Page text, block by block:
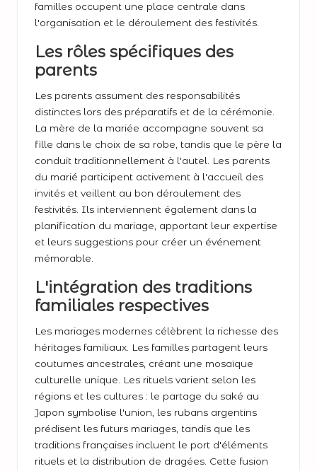
familles occupent une place centrale dans
l'organisation et le déroulement des festivités.
Les rôles spécifiques des
parents
Les parents assument des responsabilités
distinctes lors des préparatifs et de la cérémonie.
La mère de la mariée accompagne souvent sa
fille dans le choix de sa robe, tandis que le père la
conduit traditionnellement à l'autel. Les parents
du marié participent activement à l'accueil des
invités et veillent au bon déroulement des
festivités. Ils interviennent également dans la
planification du mariage, apportant leur expertise
et leurs suggestions pour créer un événement
mémorable.
L'intégration des traditions
familiales respectives
Les mariages modernes célèbrent la richesse des
héritages familiaux. Les familles partagent leurs
coutumes ancestrales, créant une mosaïque
culturelle unique. Les rituels varient selon les
régions et les cultures : le partage du saké au
Japon symbolise l'union, les rubans argentins
prédisent les futurs mariages, tandis que les
traditions françaises incluent le port d'éléments
rituels et la distribution de dragées. Cette fusion